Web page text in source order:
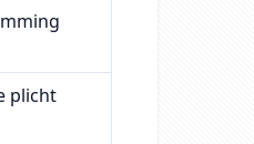
plicht